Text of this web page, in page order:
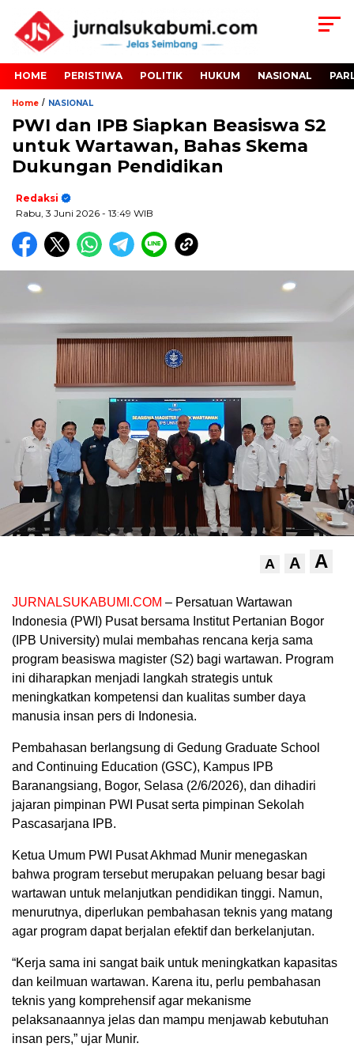
HOME PERISTIWA POLITIK HUKUM NASIONAL
Home / NASIONAL
PWI dan IPB Siapkan Beasiswa S2
untuk Wartawan, Bahas Skema
Dukungan Pendidikan
Redaksi
Rabu, 3 Juni 2026 - 13:49 WIB
A A A
JURNALSUKABUMI.COM – Persatuan Wartawan
Indonesia (PWI) Pusat bersama Institut Pertanian Bogor
(IPB University) mulai membahas rencana kerja sama
program beasiswa magister (S2) bagi wartawan. Program
ini diharapkan menjadi langkah strategis untuk
meningkatkan kompetensi dan kualitas sumber daya
manusia insan pers di Indonesia.
Pembahasan berlangsung di Gedung Graduate School
and Continuing Education (GSC), Kampus IPB
Baranangsiang, Bogor, Selasa (2/6/2026), dan dihadiri
jajaran pimpinan PWI Pusat serta pimpinan Sekolah
Pascasarjana IPB.
Ketua Umum PWI Pusat Akhmad Munir menegaskan
bahwa program tersebut merupakan peluang besar bagi
wartawan untuk melanjutkan pendidikan tinggi. Namun,
menurutnya, diperlukan pembahasan teknis yang matang
agar program dapat berjalan efektif dan berkelanjutan.
“Kerja sama ini sangat baik untuk meningkatkan kapasitas
dan keilmuan wartawan. Karena itu, perlu pembahasan
teknis yang komprehensif agar mekanisme
pelaksanaannya jelas dan mampu menjawab kebutuhan
insan pers,” ujar Munir.